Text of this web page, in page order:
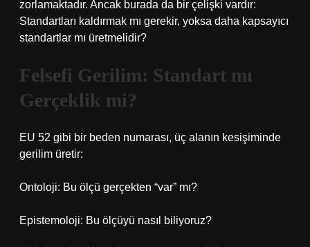
zorlamaktadır. Ancak burada da bir çelişki vardır:
Standartları kaldırmak mı gerekir, yoksa daha kapsayıcı
standartlar mı üretmelidir?
Felsefi Gerilim: Standart mı
Gerçeklik mi?
EU 52 gibi bir beden numarası, üç alanın kesişiminde
gerilim üretir:
Ontoloji: Bu ölçü gerçekten “var” mı?
Epistemoloji: Bu ölçüyü nasıl biliyoruz?